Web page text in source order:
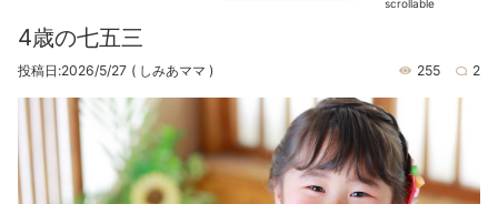
4歳の七五三
投稿日:2026/5/27 ( しみあママ ) 255 2